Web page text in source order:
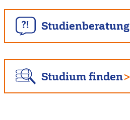
Studienberatung
Studium finden